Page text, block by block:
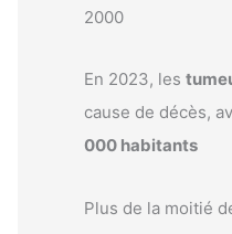
2000
En 2023, les
cause de décès,
000 habitants
Plus de la moitié